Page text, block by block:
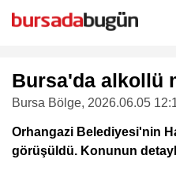
Bursa'da alkollü
Bursa Bölge, 2026.06.05
Orhangazi Belediyesi'nin
görüşüldü. Konunun